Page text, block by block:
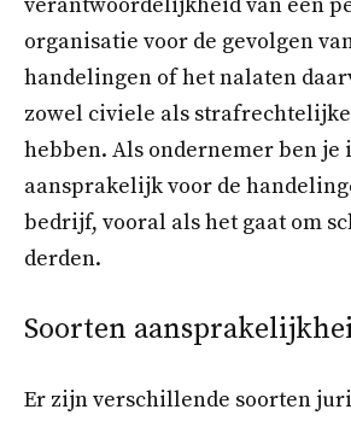
organisatie voor de gevolgen
handelingen of het nalaten
zowel civiele als
hebben. Als ondernemer ben je
aansprakelijk voor de
bedrijf, vooral als het gaat om
derden.
Soorten
Er zijn verschillende soorten